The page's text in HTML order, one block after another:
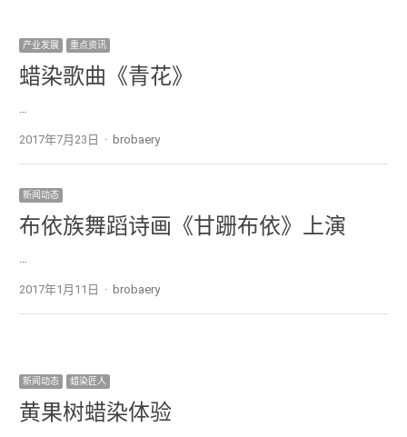
产业发展 重点资讯
蜡染歌曲《青花》
…
2017年7月23日 Author
brobaery
新闻动态
布依族舞蹈诗画《甘跚布依》上演
…
2017年1月11日 Author
brobaery
新闻动态 蜡染匠人
黄果树蜡染体验